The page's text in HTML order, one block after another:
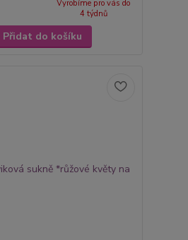
Vyrobíme pro vás do
4 týdnů
Přidat do košíku